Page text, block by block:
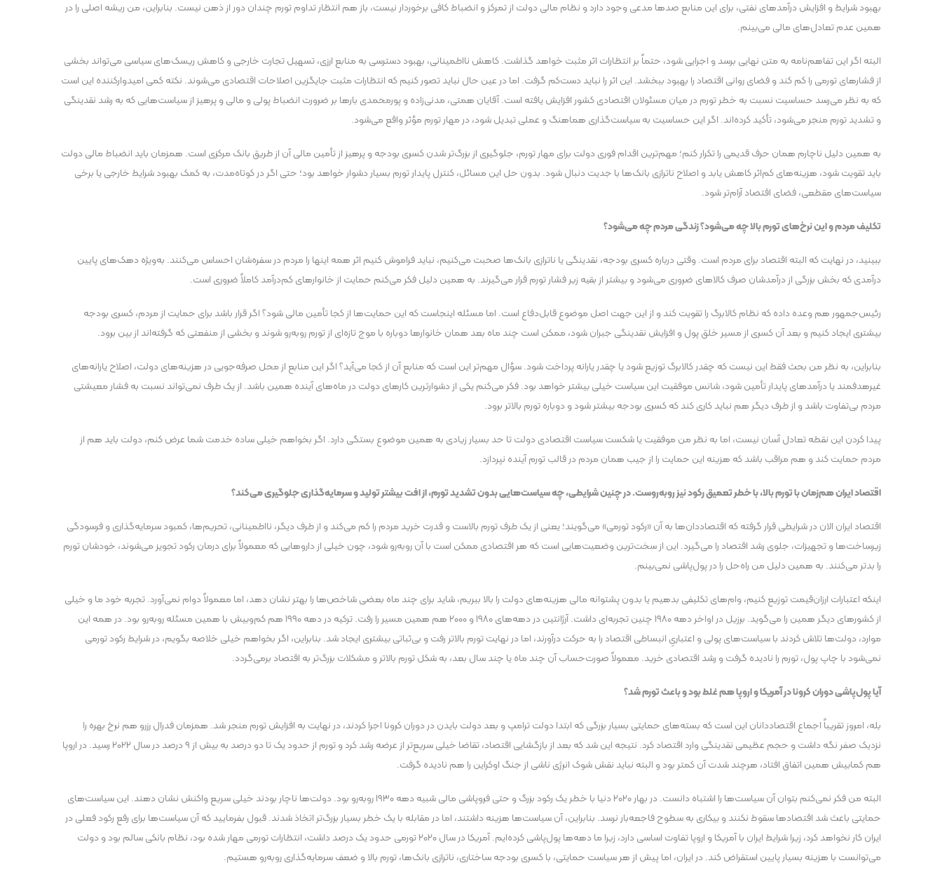
بهبود شرایط و افزایش درآمد‌های نفتی، برای این منابع صد‌ها مدعی وجود دارد و نظام مالی دولت از تمرکز و انضباط کافی برخوردار نیست، باز هم انتظار تداوم تورم چندان دور از ذهن نیست. بنابراین، من ریشه اصلی را در
همین عدم تعادل‌های مالی می‌بینم.
البته اگر این تفاهم‌نامه به متن نهایی برسد و اجرایی شود، حتماً بر انتظارات اثر مثبت خواهد گذاشت. کاهش نااطمینانی، بهبود دسترسی به منابع ارزی، تسهیل تجارت خارجی و کاهش ریسک‌های سیاسی می‌تواند بخشی
از فشار‌های تورمی را کم کند و فضای روانی اقتصاد را بهبود ببخشد. این اثر را نباید دست‌کم گرفت. اما در عین حال نباید تصور کنیم که انتظارات مثبت جایگزین اصلاحات اقتصادی می‌شوند. نکته کمی امیدوارکننده این است
که به نظر می‌رسد حساسیت نسبت به خطر تورم در میان مسئولان اقتصادی کشور افزایش یافته است. آقایان همتی، مدنی‌زاده و پورمحمدی بار‌ها بر ضرورت انضباط پولی و مالی و پرهیز از سیاست‌هایی که به رشد نقدینگی
و تشدید تورم منجر می‌شود، تأکید کرده‌اند. اگر این حساسیت به سیاست‌گذاری هماهنگ و عملی تبدیل شود، در مهار تورم مؤثر واقع می‌شود.
به همین دلیل ناچارم همان حرف قدیمی را تکرار کنم؛ مهم‌ترین اقدام فوری دولت برای مهار تورم، جلوگیری از بزرگ‌تر شدن کسری بودجه و پرهیز از تأمین مالی آن از طریق بانک مرکزی است. همزمان باید انضباط مالی دولت
باید تقویت شود، هزینه‌های کم‌اثر کاهش یابد و اصلاح ناترازی بانک‌ها با جدیت دنبال شود. بدون حل این مسائل، کنترل پایدار تورم بسیار دشوار خواهد بود؛ حتی اگر در کوتاه‌مدت، به کمک بهبود شرایط خارجی یا برخی
سیاست‌های مقطعی، فضای اقتصاد آرام‌تر شود.
تکلیف مردم و این نرخ‌های تورم بالا چه می‌شود؟ زندگی مردم چه می‌شود؟
ببینید، در نهایت که البته اقتصاد برای مردم است. وقتی درباره کسری بودجه، نقدینگی یا ناترازی بانک‌ها صحبت می‌کنیم، نباید فراموش کنیم اثر همه اینها را مردم در سفره‌شان احساس می‌کنند. به‌ویژه دهک‌های پایین
درآمدی که بخش بزرگی از درآمدشان صرف کالا‌های ضروری می‌شود و بیشتر از بقیه زیر فشار تورم قرار می‌گیرند. به همین دلیل فکر می‌کنم حمایت از خانوار‌های کم‌درآمد کاملاً ضروری است.
رئیس‌جمهور هم وعده داده که نظام کالابرگ را تقویت کند و از این جهت اصل موضوع قابل‌دفاع است. اما مسئله اینجاست که این حمایت‌ها از کجا تأمین مالی شود؟ اگر قرار باشد برای حمایت از مردم، کسری بودجه
بیشتری ایجاد کنیم و بعد آن کسری از مسیر خلق پول و افزایش نقدینگی جبران شود، ممکن است چند ماه بعد همان خانوار‌ها دوباره با موج تازه‌ای از تورم روبه‌رو شوند و بخشی از منفعتی که گرفته‌اند از بین برود.
بنابراین، به نظر من بحث فقط این نیست که چقدر کالابرگ توزیع شود یا چقدر یارانه پرداخت شود. سؤال مهم‌تر این است که منابع آن از کجا می‌آید؟ اگر این منابع از محل صرفه‌جویی در هزینه‌های دولت، اصلاح یارانه‌های
غیرهدفمند یا درآمد‌های پایدار تأمین شود، شانس موفقیت این سیاست خیلی بیشتر خواهد بود. فکر می‌کنم یکی از دشوارترین کار‌های دولت در ماه‌های آینده همین باشد. از یک طرف نمی‌تواند نسبت به فشار معیشتی
مردم بی‌تفاوت باشد و از طرف دیگر هم نباید کاری کند که کسری بودجه بیشتر شود و دوباره تورم بالاتر برود.
پیدا کردن این نقطه تعادل آسان نیست، اما به نظر من موفقیت یا شکست سیاست اقتصادی دولت تا حد بسیار زیادی به همین موضوع بستگی دارد. اگر بخواهم خیلی ساده خدمت شما عرض کنم، دولت باید هم از
مردم حمایت کند و هم مراقب باشد که هزینه این حمایت را از جیب همان مردم در قالب تورم آینده نپردازد.
اقتصاد ایران هم‌زمان با تورم بالا، با خطر تعمیق رکود نیز روبه‌روست. در چنین شرایطی، چه سیاست‌هایی بدون تشدید تورم، از افت بیشتر تولید و سرمایه‌گذاری جلوگیری می‌کند؟
اقتصاد ایران الان در شرایطی قرار گرفته که اقتصاددان‌ها به آن «رکود تورمی» می‌گویند؛ یعنی از یک طرف تورم بالاست و قدرت خرید مردم را کم می‌کند و از طرف دیگر، نااطمینانی، تحریم‌ها، کمبود سرمایه‌گذاری و فرسودگی
زیرساخت‌ها و تجهیزات، جلوی رشد اقتصاد را می‌گیرد. این از سخت‌ترین وضعیت‌هایی است که هر اقتصادی ممکن است با آن روبه‌رو شود، چون خیلی از دارو‌هایی که معمولاً برای درمان رکود تجویز می‌شوند، خودشان تورم
را بدتر می‌کنند. به همین دلیل من راه‌حل را در پول‌پاشی نمی‌بینم.
اینکه اعتبارات ارزان‌قیمت توزیع کنیم، وام‌های تکلیفی بدهیم یا بدون پشتوانه مالی هزینه‌های دولت را بالا ببریم، شاید برای چند ماه بعضی شاخص‌ها را بهتر نشان دهد، اما معمولاً دوام نمی‌آورد. تجربه خود ما و خیلی
از کشور‌های دیگر همین را می‌گوید. برزیل در اواخر دهه ۱۹۸۰ چنین تجربه‌ای داشت. آرژانتین در دهه‌های ۱۹۸۰ و ۲۰۰۰ هم همین مسیر را رفت. ترکیه در دهه ۱۹۹۰ هم کم‌وبیش با همین مسئله روبه‌رو بود. در همه این
موارد، دولت‌ها تلاش کردند با سیاست‌های پولی و اعتباریِ انبساطی اقتصاد را به حرکت درآورند، اما در نهایت تورم بالاتر رفت و بی‌ثباتی بیشتری ایجاد شد. بنابراین، اگر بخواهم خیلی خلاصه بگویم، در شرایط رکود تورمی
نمی‌شود با چاپ پول، تورم را نادیده گرفت و رشد اقتصادی خرید. معمولاً صورت‌حساب آن چند ماه یا چند سال بعد، به شکل تورم بالاتر و مشکلات بزرگ‌تر به اقتصاد برمی‌گردد.
آیا پول‌پاشی دوران کرونا در آمریکا و اروپا هم غلط بود و باعث تورم شد؟
بله، امروز تقریباً اجماع اقتصاددانان این است که بسته‌های حمایتی بسیار بزرگی که ابتدا دولت ترامپ و بعد دولت بایدن در دوران کرونا اجرا کردند، در نهایت به افزایش تورم منجر شد. همزمان فدرال رزرو هم نرخ بهره را
نزدیک صفر نگه داشت و حجم عظیمی نقدینگی وارد اقتصاد کرد. نتیجه این شد که بعد از بازگشایی اقتصاد، تقاضا خیلی سریع‌تر از عرضه رشد کرد و تورم از حدود یک تا دو درصد به بیش از ۹ درصد در سال ۲۰۲۲ رسید. در اروپا
هم کمابیش همین اتفاق افتاد، هرچند شدت آن کمتر بود و البته نباید نقش شوک انرژی ناشی از جنگ اوکراین را هم نادیده گرفت.
البته من فکر نمی‌کنم بتوان آن سیاست‌ها را اشتباه دانست. در بهار ۲۰۲۰ دنیا با خطر یک رکود بزرگ و حتی فروپاشی مالی شبیه دهه ۱۹۳۰ روبه‌رو بود. دولت‌ها ناچار بودند خیلی سریع واکنش نشان دهند. این سیاست‌های
حمایتی باعث شد اقتصاد‌ها سقوط نکنند و بیکاری به سطوح فاجعه‌بار نرسد. بنابراین، آن سیاست‌ها هزینه داشتند، اما در مقابله با یک خطر بسیار بزرگ‌تر اتخاذ شدند. قبول بفرمایید که آن سیاست‌ها برای رفع رکود فعلی در
ایران کار نخواهد کرد، زیرا شرایط ایران با آمریکا و اروپا تفاوت اساسی دارد، زیرا ما دهه‌ها پول‌پاشی کرده‌ایم. آمریکا در سال ۲۰۲۰ تورمی حدود یک درصد داشت، انتظارات تورمی مهار شده بود، نظام بانکی سالم بود و دولت
می‌توانست با هزینه بسیار پایین استقراض کند. در ایران، اما پیش از هر سیاست حمایتی، با کسری بودجه ساختاری، ناترازی بانک‌ها، تورم بالا و ضعف سرمایه‌گذاری روبه‌رو هستیم.